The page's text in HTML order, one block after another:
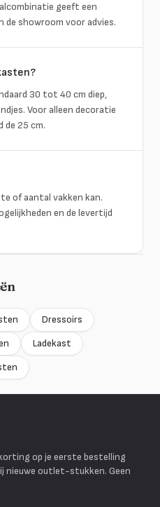
geeft een
de showroom voor advies.
30 tot 40 cm diep,
Voor alleen decoratie
de 25 cm.
of aantal vakken kan.
en de levertijd
Dressoirs
Ladekast
op je eerste bestelling
nieuwe outlet-stukken. Geen